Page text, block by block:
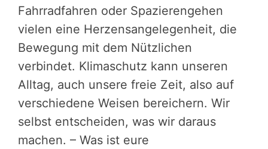
Fahrradfahren oder Spazierengehen
vielen eine Herzensangelegenheit, die
Bewegung mit dem Nützlichen
verbindet. Klimaschutz kann unseren
Alltag, auch unsere freie Zeit, also auf
verschiedene Weisen bereichern. Wir
selbst entscheiden, was wir daraus
machen. – Was ist eure